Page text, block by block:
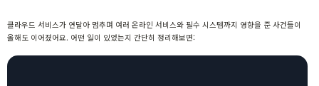
클라우드 서비스가 연달아 멈추며 여러 온라인 서비스와 필수 시스템까지 영향을 준 사건들이
올해도 이어졌어요. 어떤 일이 있었는지 간단히 정리해보면: